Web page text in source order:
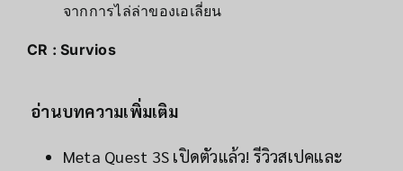
จากการไล่ล่าของเอเลี่ยน
CR : Survios
อ่านบทความเพิ่มเติม
Meta Quest 3S เปิดตัวแล้ว! รีวิวสเปคและ